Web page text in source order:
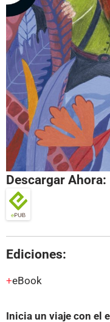
Descargar Ahora:
Ediciones:
eBook
Inicia un viaje con el